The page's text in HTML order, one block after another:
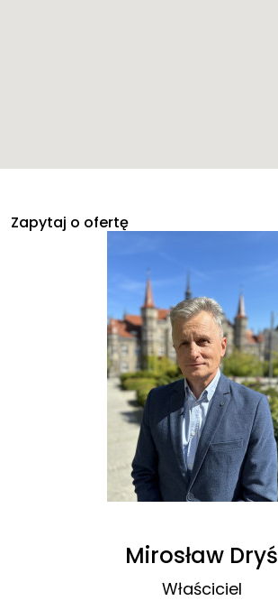
Zapytaj o ofertę
Mirosław Dryś
Właściciel